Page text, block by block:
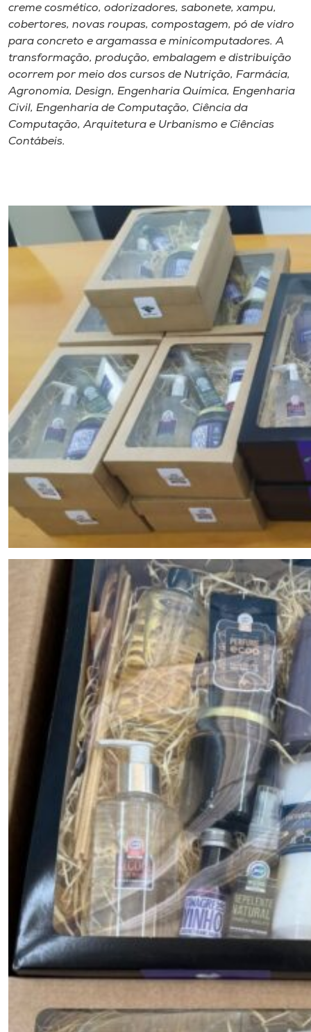
creme cosmético, odorizadores, sabonete, xampu,
cobertores, novas roupas, compostagem, pó de vidro
para concreto e argamassa e minicomputadores. A
transformação, produção, embalagem e distribuição
ocorrem por meio dos cursos de Nutrição, Farmácia,
Agronomia, Design, Engenharia Química, Engenharia
Civil, Engenharia de Computação, Ciência da
Computação, Arquitetura e Urbanismo e Ciências
Contábeis.